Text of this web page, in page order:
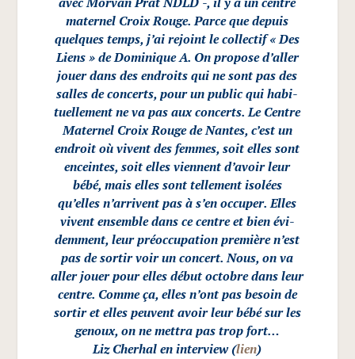
mater­nel Croix Rouge. Parce que depuis
quelques temps, j’ai rejoint le col­lec­tif « Des
Liens » de Domi­nique A. On pro­pose d’al­ler
jouer dans des endroits qui ne sont pas des
salles de concerts, pour un public qui habi­
tuel­le­ment ne va pas aux concerts. Le Centre
Mater­nel Croix Rouge de Nantes, c’est un
endroit où vivent des femmes, soit elles sont
enceintes, soit elles viennent d’a­voir leur
bébé, mais elles sont tel­le­ment iso­lées
qu’elles n’arrivent pas à s’en occu­per. Elles
vivent ensemble dans ce centre et bien évi­
dem­ment, leur pré­oc­cu­pa­tion pre­mière n’est
pas de sor­tir voir un concert. Nous, on va
aller jouer pour elles début octobre dans leur
centre. Comme ça, elles n’ont pas besoin de
sor­tir et elles peuvent avoir leur bébé sur les
genoux, on ne met­tra pas trop fort…
Liz Che­rhalen inter­view (lien)